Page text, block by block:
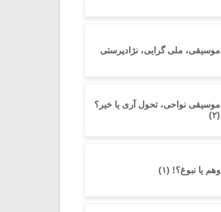
موسیقی، ملی گرایی، نژادپرستی
موسیقی نواحی، تحول آری یا خیر؟
(۲)
وهم یا نبوغ‌؟! (۱)